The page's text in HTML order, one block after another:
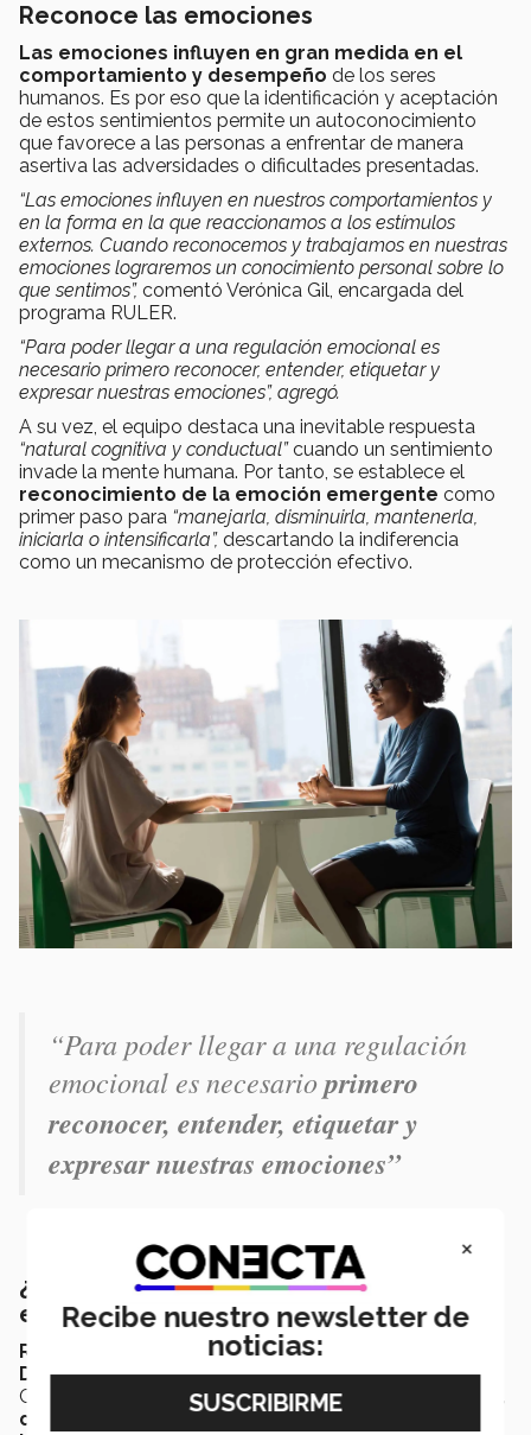
Reconoce las emociones
Las emociones influyen en gran medida en el
comportamiento y desempeño de los seres
humanos. Es por eso que la identificación y aceptación
de estos sentimientos permite un autoconocimiento
que favorece a las personas a enfrentar de manera
asertiva las adversidades o dificultades presentadas.
“Las emociones influyen en nuestros comportamientos y
en la forma en la que reaccionamos a los estímulos
externos. Cuando reconocemos y trabajamos en nuestras
emociones lograremos un conocimiento personal sobre lo
que sentimos”, comentó Verónica Gil, encargada del
programa RULER.
“Para poder llegar a una regulación emocional es
necesario primero reconocer, entender, etiquetar y
expresar nuestras emociones”, agregó.
A su vez, el equipo destaca una inevitable respuesta
“natural cognitiva y conductual”cuando un sentimiento
invade la mente humana. Por tanto, se establece el
reconocimiento de la emoción emergente como
primer paso para “manejarla, disminuirla, mantenerla,
iniciarla o intensificarla”, descartando la indiferencia
como un mecanismo de protección efectivo.
“Para poder llegar a una regulación
emocional es necesarioprimero
reconocer, entender, etiquetar y
expresar nuestras emociones”
¿Cómo evitar caer en el analfabetismo
emocional?
Ricardo Arteaga, actual estudiante de Creación y
Desarrollo de Empresasen el Tec de Monterrey
Campus Querétaro y fundador de laempresa
,
dedicada a llevar la salud mental y emocional a
×
Recibe nuestro newsletter de
noticias: